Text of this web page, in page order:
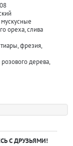
ореха, слива
фрезия,
дерева,
С ДРУЗЬЯМИ!